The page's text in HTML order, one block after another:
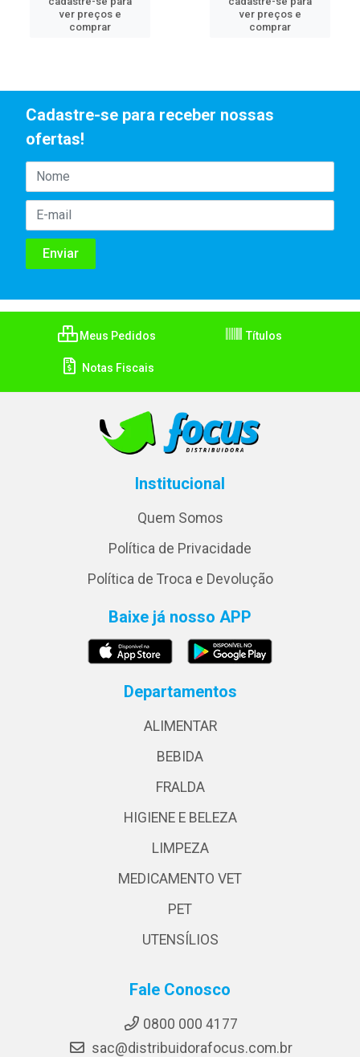
ver preços e
comprar
ver preços e
comprar
Cadastre-se para receber nossas
ofertas!
Meus Pedidos Títulos
Notas Fiscais
Institucional
Quem Somos
Política de Privacidade
Política de Troca e Devolução
Baixe já nosso APP
Departamentos
ALIMENTAR
BEBIDA
FRALDA
HIGIENE E BELEZA
LIMPEZA
MEDICAMENTO VET
PET
UTENSÍLIOS
Fale Conosco
0800 000 4177
sac@distribuidorafocus.com.br